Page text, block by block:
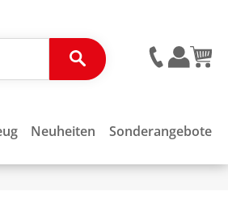
Neuheiten Sonderangebote